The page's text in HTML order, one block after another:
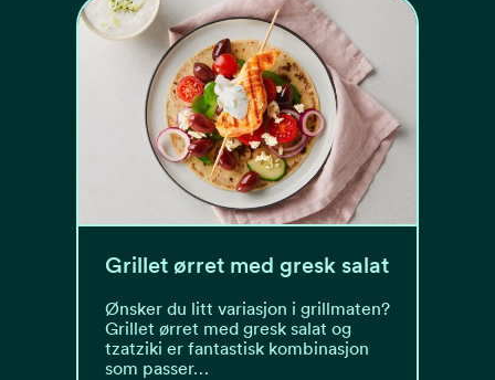
Grillet ørret med gresk salat
Ønsker du litt variasjon i grillmaten?
Grillet ørret med gresk salat og
tzatziki er fantastisk kombinasjon
som passer…